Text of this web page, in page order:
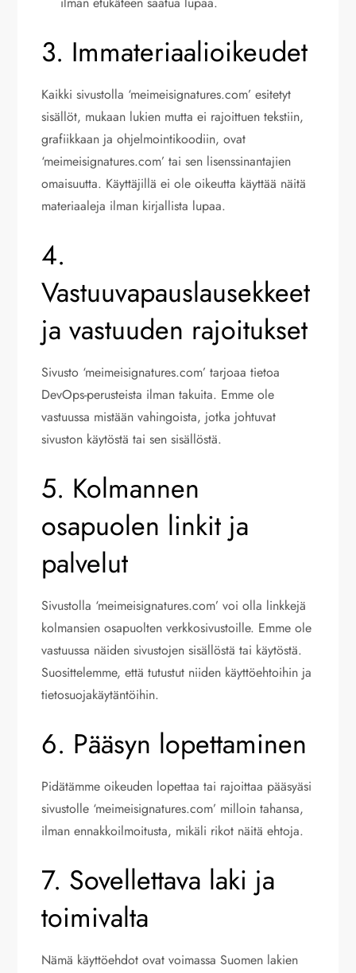
3. Immateriaalioikeudet
Kaikki sivustolla ‘meimeisignatures.com’ esitetyt
sisällöt, mukaan lukien mutta ei rajoittuen tekstiin,
grafiikkaan ja ohjelmointikoodiin, ovat
‘meimeisignatures.com’ tai sen lisenssinantajien
omaisuutta. Käyttäjillä ei ole oikeutta käyttää näitä
materiaaleja ilman kirjallista lupaa.
4.
Vastuuvapauslausekkeet
ja vastuuden rajoitukset
Sivusto ‘meimeisignatures.com’ tarjoaa tietoa
DevOps-perusteista ilman takuita. Emme ole
vastuussa mistään vahingoista, jotka johtuvat
sivuston käytöstä tai sen sisällöstä.
5. Kolmannen
osapuolen linkit ja
palvelut
Sivustolla ‘meimeisignatures.com’ voi olla linkkejä
kolmansien osapuolten verkkosivustoille. Emme ole
vastuussa näiden sivustojen sisällöstä tai käytöstä.
Suosittelemme, että tutustut niiden käyttöehtoihin ja
tietosuojakäytäntöihin.
6. Pääsyn lopettaminen
Pidätämme oikeuden lopettaa tai rajoittaa pääsyäsi
sivustolle ‘meimeisignatures.com’ milloin tahansa,
ilman ennakkoilmoitusta, mikäli rikot näitä ehtoja.
7. Sovellettava laki ja
toimivalta
Nämä käyttöehdot ovat voimassa Suomen lakien